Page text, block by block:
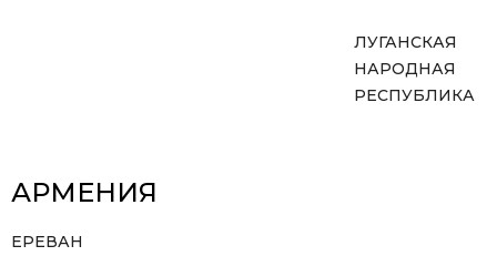
ЛУГАНСКАЯ
НАРОДНАЯ
РЕСПУБЛИКА
АРМЕНИЯ
ЕРЕВАН